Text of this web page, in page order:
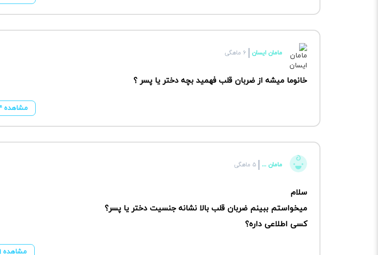
مامان ایسان ۶ ماهگی
خانوما میشه از ضربان قلب فهمید بچه دختر یا پسر ؟
مشاهده ۴ پاسخ
مامان ... ۵ ماهگی
سلام
میخواستم ببینم ضربان قلب بالا نشانه جنسیت دختر یا پسر؟
کسی اطلاعی داره؟
مشاهده ۹ پاسخ